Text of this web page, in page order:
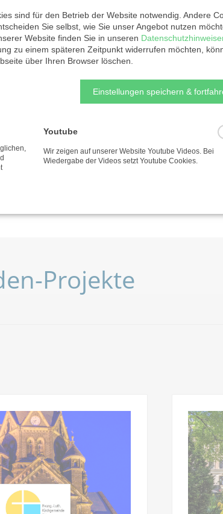
Projekte
sind für den Betrieb der Website notwendig. Andere
Sie selbst, wie Sie unser Angebot nutzen
Website finden Sie in unseren
zu einem späteren Zeitpunkt widerrufen möchten,
über Ihren Browser löschen.
Einstellungen speichern &
Youtube
Wir zeigen auf unserer Website Youtube Videos. Bei
Wiedergabe der Videos setzt Youtube Cookies.